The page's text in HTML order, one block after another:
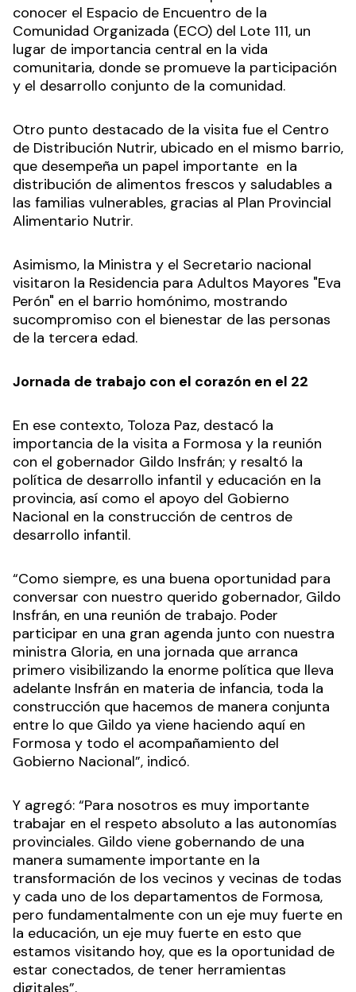
conocer el Espacio de Encuentro de la
Comunidad Organizada (ECO) del Lote 111, un
lugar de importancia central en la vida
comunitaria, donde se promueve la participación
y el desarrollo conjunto de la comunidad.
Otro punto destacado de la visita fue el Centro
de Distribución Nutrir, ubicado en el mismo barrio,
que desempeña un papel importante en la
distribución de alimentos frescos y saludables a
las familias vulnerables, gracias al Plan Provincial
Alimentario Nutrir.
Asimismo, la Ministra y el Secretario nacional
visitaron la Residencia para Adultos Mayores "Eva
Perón" en el barrio homónimo, mostrando
sucompromiso con el bienestar de las personas
de la tercera edad.
Jornada de trabajo con el corazón en el 22
En ese contexto, Toloza Paz, destacó la
importancia de la visita a Formosa y la reunión
con el gobernador Gildo Insfrán; y resaltó la
política de desarrollo infantil y educación en la
provincia, así como el apoyo del Gobierno
Nacional en la construcción de centros de
desarrollo infantil.
“Como siempre, es una buena oportunidad para
conversar con nuestro querido gobernador, Gildo
Insfrán, en una reunión de trabajo. Poder
participar en una gran agenda junto con nuestra
ministra Gloria, en una jornada que arranca
primero visibilizando la enorme política que lleva
adelante Insfrán en materia de infancia, toda la
construcción que hacemos de manera conjunta
entre lo que Gildo ya viene haciendo aquí en
Formosa y todo el acompañamiento del
Gobierno Nacional”, indicó.
Y agregó: “Para nosotros es muy importante
trabajar en el respeto absoluto a las autonomías
provinciales. Gildo viene gobernando de una
manera sumamente importante en la
transformación de los vecinos y vecinas de todas
y cada uno de los departamentos de Formosa,
pero fundamentalmente con un eje muy fuerte en
la educación, un eje muy fuerte en esto que
estamos visitando hoy, que es la oportunidad de
estar conectados, de tener herramientas